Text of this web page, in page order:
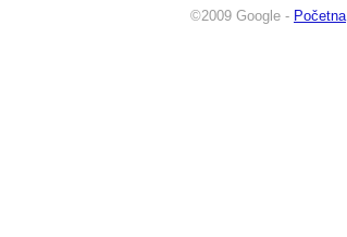
©2009 Google - Početna